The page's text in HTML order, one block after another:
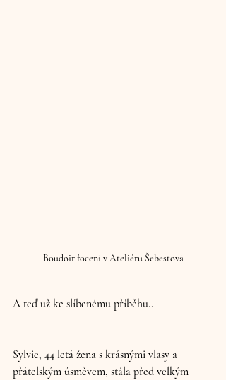
Boudoir focení v Ateliéru Šebestová
A teď už ke slíbenému příběhu..
Sylvie, 44 letá žena s krásnými vlasy a
přátelským úsměvem, stála před velkým